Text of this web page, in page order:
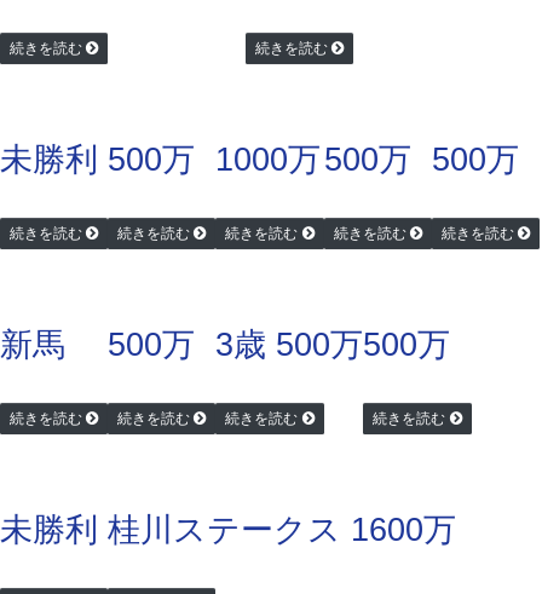
続きを読む 続きを読む
未勝利
続きを読む
500万
続きを読む
1000万
続きを読む
500万
続きを読む
500万
続きを読む
新馬
続きを読む
500万
続きを読む
3歳 500万
続きを読む
500万
続きを読む
未勝利 桂川ステークス 1600万